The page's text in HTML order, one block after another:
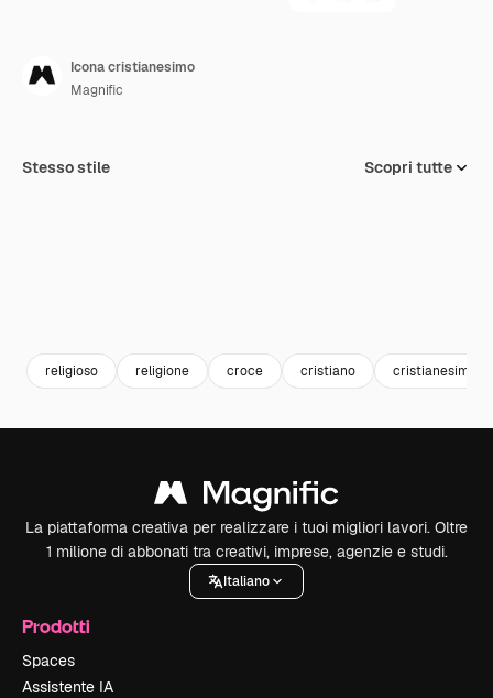
Icona cristianesimo
Magnific
Stesso stile Scopri tutte
religioso religione croce cristiano cristianesimo
La piattaforma creativa per realizzare i tuoi migliori lavori. Oltre
1 milione di abbonati tra creativi, imprese, agenzie e studi.
Italiano
Prodotti
Spaces
Assistente IA